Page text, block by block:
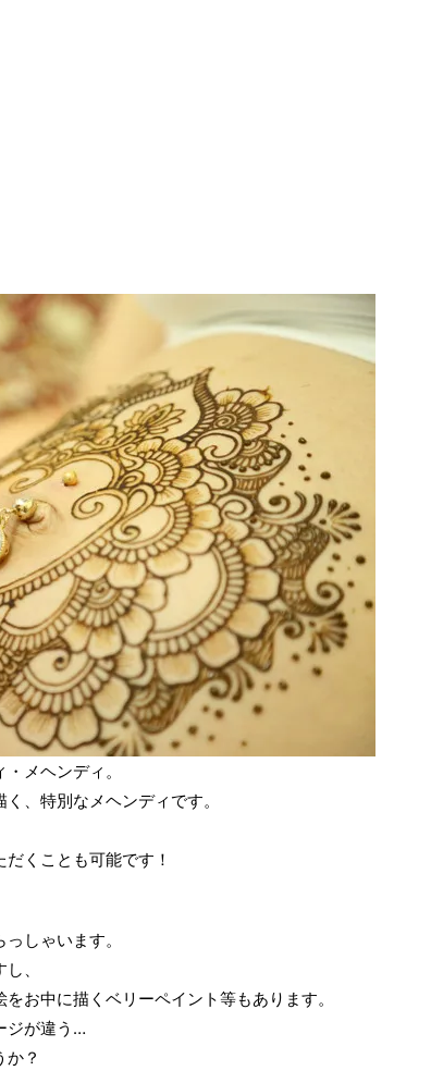
メヘンディ。
、特別なメヘンディです。
くことも可能です！
しゃいます。
、
お中に描くベリーペイント等もあります。
ジが違う…
？